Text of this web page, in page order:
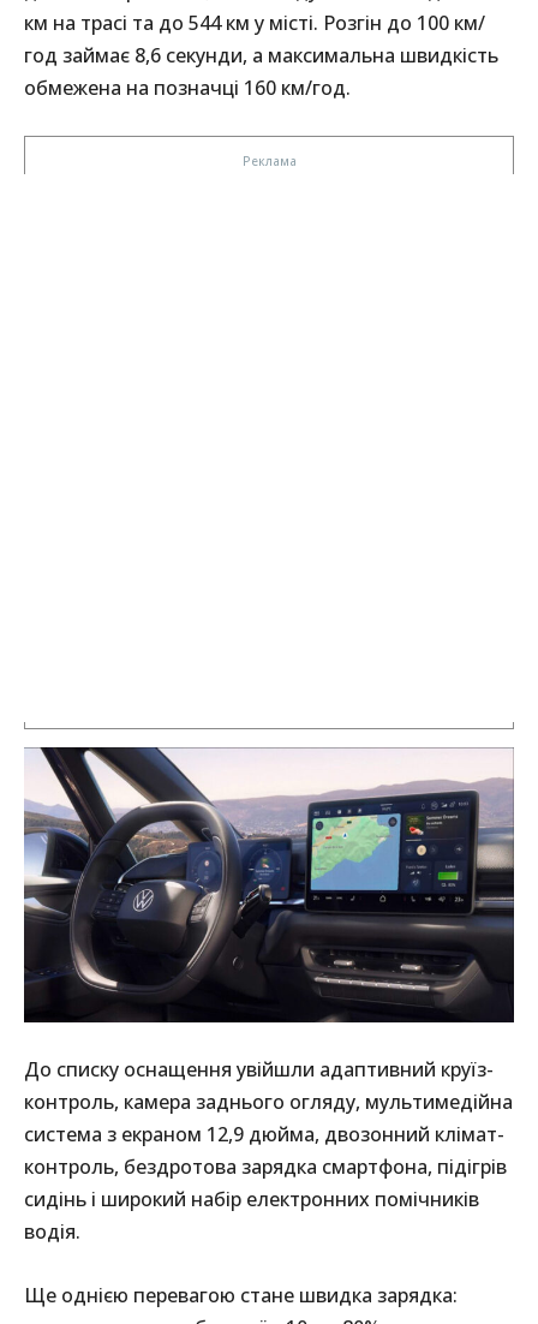
км на трасі та до 544 км у місті. Розгін до 100 км/
год займає 8,6 секунди, а максимальна швидкість
обмежена на позначці 160 км/год.
До списку оснащення увійшли адаптивний круїз-
контроль, камера заднього огляду, мультимедійна
система з екраном 12,9 дюйма, двозонний клімат-
контроль, бездротова зарядка смартфона, підігрів
сидінь і широкий набір електронних помічників
водія.
Ще однією перевагою стане швидка зарядка: